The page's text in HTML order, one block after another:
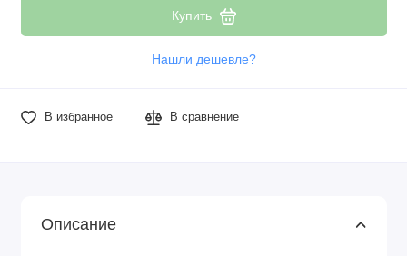
Купить
Нашли дешевле?
В избранное В сравнение
Описание